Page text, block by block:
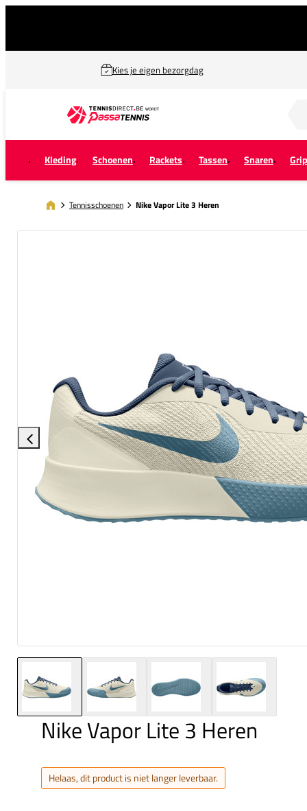
Kies je eigen bezorgdag
Kleding Schoenen Rackets Tassen Snaren
Tennisschoenen Nike Vapor Lite 3 Heren
Nike Vapor Lite 3 Heren
Helaas, dit product is niet langer leverbaar.